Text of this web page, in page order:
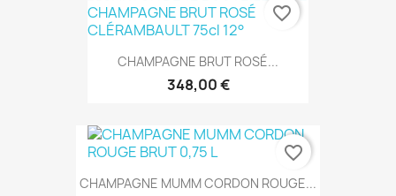
CHAMPAGNE BRUT ROSÉ...
348,00 €
favorite_border
CHAMPAGNE MUMM CORDON ROUGE...
favorite_border